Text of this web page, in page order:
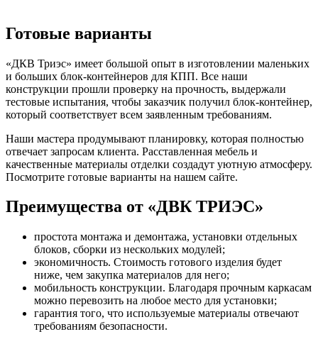
Готовые варианты
«ДКВ Триэс» имеет большой опыт в изготовлении маленьких
и больших блок-контейнеров для КПП. Все наши
конструкции прошли проверку на прочность, выдержали
тестовые испытания, чтобы заказчик получил блок-контейнер,
который соответствует всем заявленным требованиям.
Наши мастера продумывают планировку, которая полностью
отвечает запросам клиента. Расставленная мебель и
качественные материалы отделки создадут уютную атмосферу.
Посмотрите готовые варианты на нашем сайте.
Преимущества от «ДВК ТРИЭС»
простота монтажа и демонтажа, установки отдельных
блоков, сборки из нескольких модулей;
экономичность. Стоимость готового изделия будет
ниже, чем закупка материалов для него;
мобильность конструкции. Благодаря прочным каркасам
можно перевозить на любое место для установки;
гарантия того, что используемые материалы отвечают
требованиям безопасности.